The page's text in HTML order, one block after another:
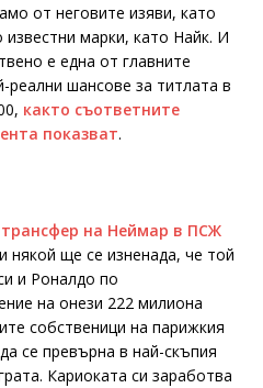
от неговите изяви, като
марки, като Найк. И
е една от главните
шансове за титлата в
както съответните
показват.
на Неймар в ПСЖ
някой ще се изненада, че той
и Роналдо по
на онези 222 милиона
собственици на парижкия
се превърна в най-скъпия
Кариоката си заработва